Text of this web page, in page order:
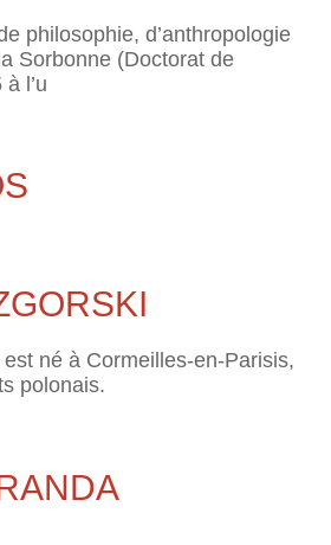
philosophie, d’anthropologie
Sorbonne (Doctorat de
l’u
est né à Cormeilles-en-Parisis,
polonais.